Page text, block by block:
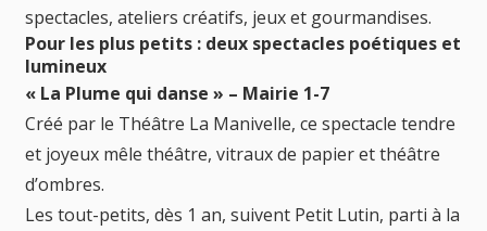
spectacles, ateliers créatifs, jeux et gourmandises.
Pour les plus petits : deux spectacles poétiques et
lumineux
« La Plume qui danse » – Mairie 1-7
Créé par le Théâtre La Manivelle, ce spectacle tendre
et joyeux mêle théâtre, vitraux de papier et théâtre
d’ombres.
Les tout-petits, dès 1 an, suivent Petit Lutin, parti à la